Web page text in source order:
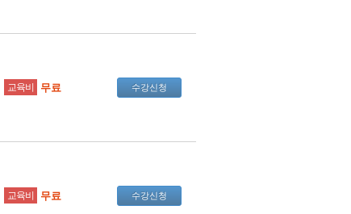
교육비 무료 수강신청
교육비 무료 수강신청